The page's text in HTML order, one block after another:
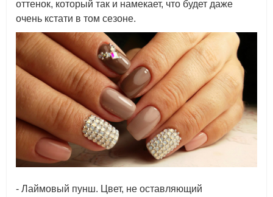
оттенок, который так и намекает, что будет даже
очень кстати в том сезоне.
- Лаймовый пунш. Цвет, не оставляющий